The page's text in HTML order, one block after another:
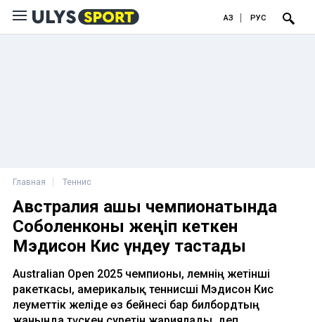
ҚАЗ РУС
Главная Теннис
Австралия ашық чемпионатында
Соболенконы жеңіп кеткен
Мэдисон Кис үндеу тастады
Australian Open 2025 чемпионы, әлемнің жетінші
ракеткасы, америкалық теннисші Мэдисон Кис
әлеуметтік желіде өз бейнесі бар билбордтың